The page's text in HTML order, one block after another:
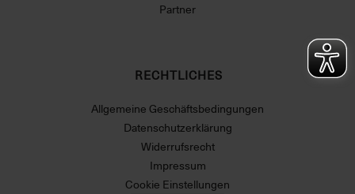
Partner
RECHTLICHES
Allgemeine Geschäftsbedingungen
Datenschutzerklärung
Widerrufsrecht
Impressum
Cookie Einstellungen